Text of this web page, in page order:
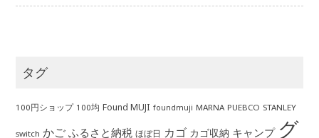
タグ
100円ショップ 100均 Found MUJI foundmuji MARNA PUEBCO STANLEY
switch かご ふるさと納税 ほぼ日 カゴ カゴ収納 キャンプ グ